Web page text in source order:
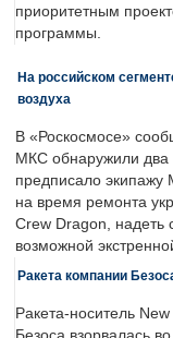
приоритетным
программы.
На российском
воздуха
В «Роскосмосе»
МКС обнаружили два
предписало экипажу
на время ремонта
Crew Dragon,
возможной
Ракета компании
Ракета-носитель